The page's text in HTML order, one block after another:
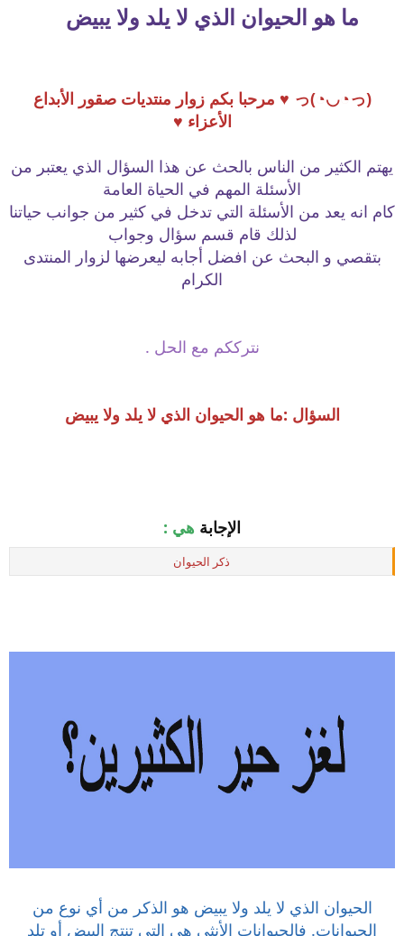
ما هو الحيوان الذي لا يلد ولا يبيض
(っ◔◡◔)っ ♥ مرحبا بكم زوار منتديات صقور الأبداع
الأعزاء ♥
يهتم الكثير من الناس بالحث عن هذا السؤال الذي يعتبر من
الأسئلة المهم في الحياة العامة
كام انه يعد من الأسئلة التي تدخل في كثير من جوانب حياتنا
لذلك قام قسم سؤال وجواب
بتقصي و البحث عن افضل أجابه ليعرضها لزوار المنتدى
الكرام
نترككم مع الحل .
السؤال :ما هو الحيوان الذي لا يلد ولا يبيض
الإجابة هي :
ذكر الحيوان
الحيوان الذي لا يلد ولا يبيض هو الذكر من أي نوع من
الحيوانات. فالحيوانات الأنثى هي التي تنتج البيض أو تلد